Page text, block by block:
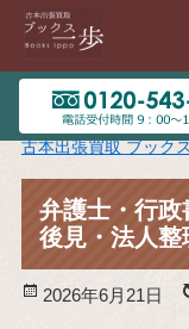
古本出張買取 ブック
弁護士・行
後見・法人整
投
2026年6月21日